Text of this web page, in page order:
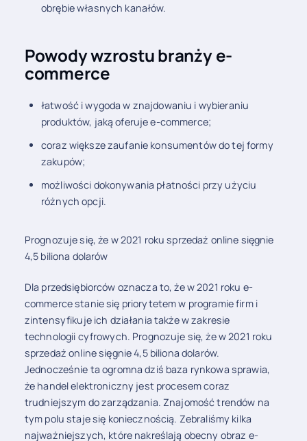
obrębie własnych kanałów.
Powody wzrostu branży e-
commerce
łatwość i wygoda w znajdowaniu i wybieraniu
produktów, jaką oferuje e-commerce;
coraz większe zaufanie konsumentów do tej formy
zakupów;
możliwości dokonywania płatności przy użyciu
różnych opcji.
Prognozuje się, że w 2021 roku sprzedaż online sięgnie
4,5 biliona dolarów
Dla przedsiębiorców oznacza to, że w 2021 roku e-
commerce stanie się priorytetem w programie firm i
zintensyfikuje ich działania także w zakresie
technologii cyfrowych. Prognozuje się, że w 2021 roku
sprzedaż online sięgnie 4,5 biliona dolarów.
Jednocześnie ta ogromna dziś baza rynkowa sprawia,
że ​​handel elektroniczny jest procesem coraz
trudniejszym do zarządzania. Znajomość trendów na
tym polu staje się koniecznością. Zebraliśmy kilka
najważniejszych, które nakreślają obecny obraz e-